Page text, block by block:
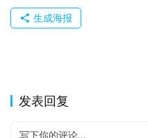
生成海报
发表回复